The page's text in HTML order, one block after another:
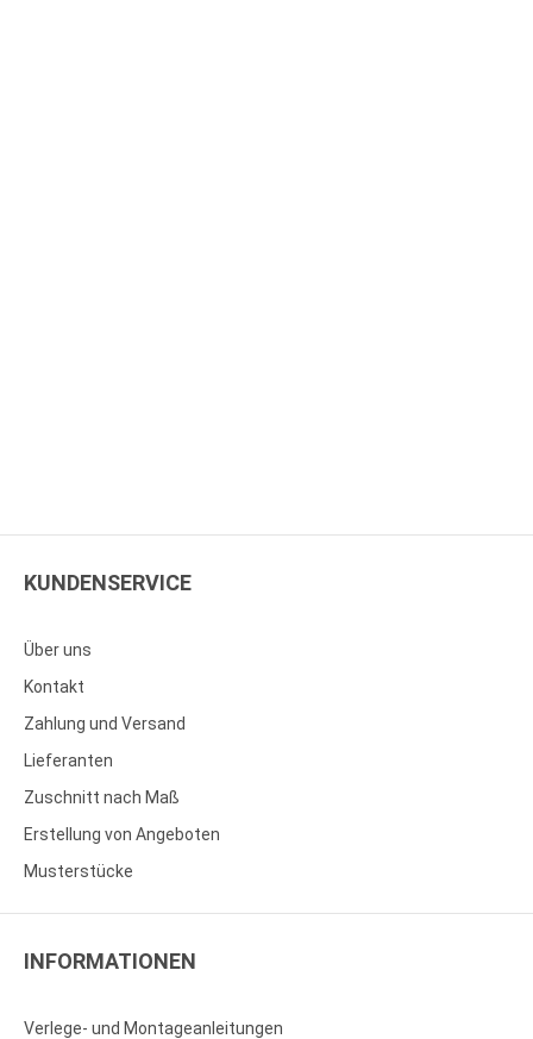
KUNDENSERVICE
Über uns
Kontakt
Zahlung und Versand
Lieferanten
Zuschnitt nach Maß
Erstellung von Angeboten
Musterstücke
INFORMATIONEN
Verlege- und Montageanleitungen